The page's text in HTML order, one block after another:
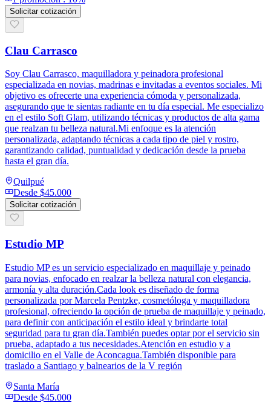
Solicitar cotización
Clau Carrasco
Soy Clau Carrasco, maquilladora y peinadora profesional
especializada en novias, madrinas e invitadas a eventos sociales. Mi
objetivo es ofrecerte una experiencia cómoda y personalizada,
asegurando que te sientas radiante en tu día especial. Me especializo
en el estilo Soft Glam, utilizando técnicas y productos de alta gama
que realzan tu belleza natural.Mi enfoque es la atención
personalizada, adaptando técnicas a cada tipo de piel y rostro,
garantizando calidad, puntualidad y dedicación desde la prueba
hasta el gran día.
Quilpué
Desde $45.000
Solicitar cotización
Estudio MP
Estudio MP es un servicio especializado en maquillaje y peinado
para novias, enfocado en realzar la belleza natural con elegancia,
armonía y alta duración.Cada look es diseñado de forma
personalizada por Marcela Pentzke, cosmetóloga y maquilladora
profesional, ofreciendo la opción de prueba de maquillaje y peinado,
para definir con anticipación el estilo ideal y brindarte total
seguridad para tu gran día.También puedes optar por el servicio sin
prueba, adaptado a tus necesidades.Atención en estudio y a
domicilio en el Valle de Aconcagua.También disponible para
traslado a Santiago y balnearios de la V región
Santa María
Desde $45.000